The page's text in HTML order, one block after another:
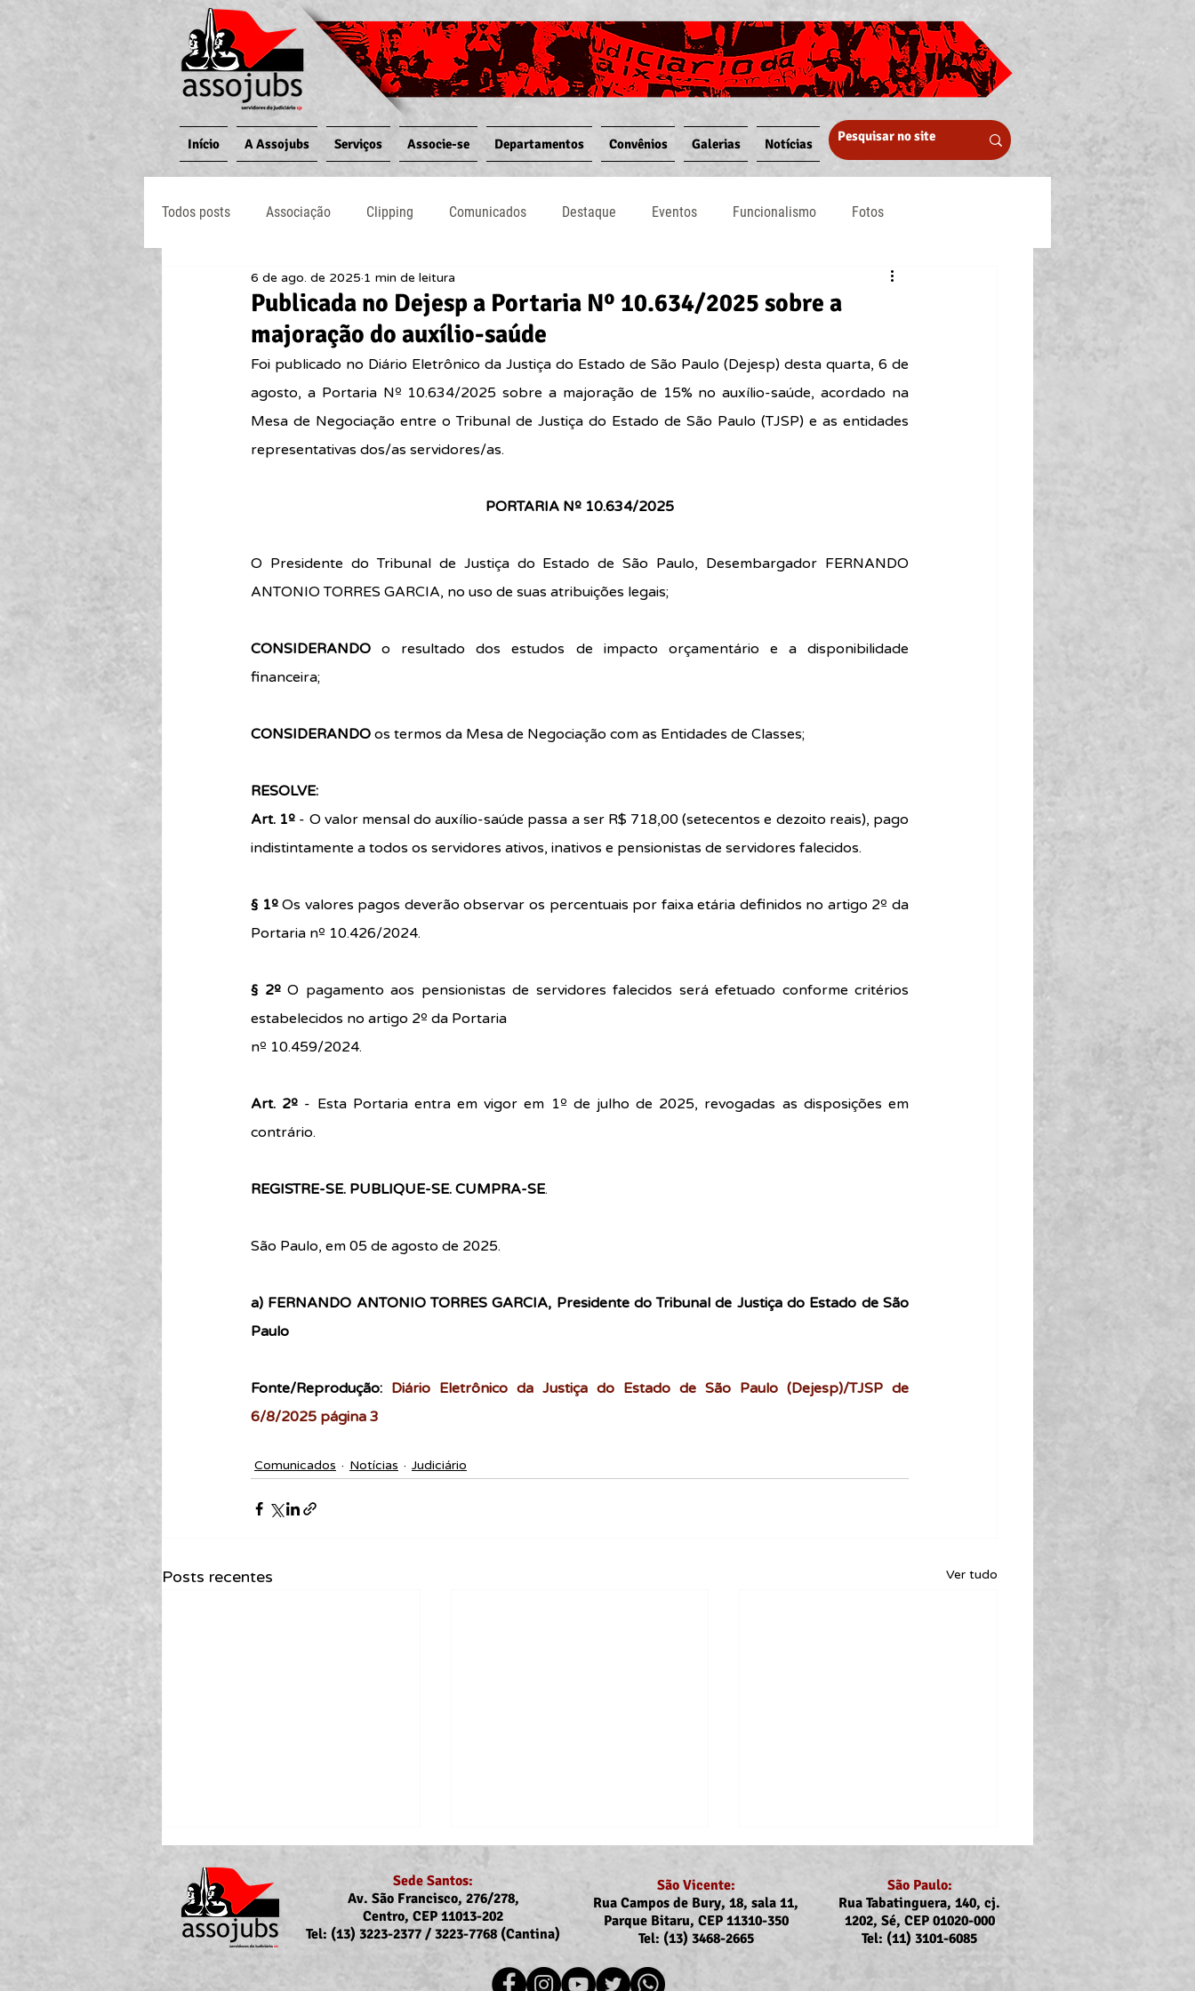
Início A Assojubs Serviços Associe-se Departamentos Convênios Galerias Notícias
Todos posts Associação Clipping Comunicados Destaque Eventos Funcionalismo Fotos
Jornal O Processo Judiciário Notícias
Publicada no Dejesp a Portaria Nº 10.634/2025 sobre a
majoração do auxílio-saúde
6 de ago. de 2025 1 min de leitura
Foi publicado no Diário Eletrônico da Justiça do Estado de São Paulo (Dejesp) desta quarta, 6 de
agosto, a Portaria Nº 10.634/2025 sobre a majoração de 15% no auxílio-saúde, acordado na
Mesa de Negociação entre o Tribunal de Justiça do Estado de São Paulo (TJSP) e as entidades
representativas dos/as servidores/as.
PORTARIA Nº 10.634/2025
O Presidente do Tribunal de Justiça do Estado de São Paulo, Desembargador FERNANDO
ANTONIO TORRES GARCIA, no uso de suas atribuições legais;
CONSIDERANDO o resultado dos estudos de impacto orçamentário e a disponibilidade
financeira;
CONSIDERANDO os termos da Mesa de Negociação com as Entidades de Classes;
RESOLVE:
Art. 1º - O valor mensal do auxílio-saúde passa a ser R$ 718,00 (setecentos e dezoito reais), pago
indistintamente a todos os servidores ativos, inativos e pensionistas de servidores falecidos.
§ 1º Os valores pagos deverão observar os percentuais por faixa etária definidos no artigo 2º da
Portaria nº 10.426/2024.
§ 2º O pagamento aos pensionistas de servidores falecidos será efetuado conforme critérios
estabelecidos no artigo 2º da Portaria
nº 10.459/2024.
Art. 2º - Esta Portaria entra em vigor em 1º de julho de 2025, revogadas as disposições em
contrário.
REGISTRE-SE. PUBLIQUE-SE. CUMPRA-SE.
São Paulo, em 05 de agosto de 2025.
a) FERNANDO ANTONIO TORRES GARCIA, Presidente do Tribunal de Justiça do Estado de São
Paulo
Fonte/Reprodução: Diário Eletrônico da Justiça do Estado de São Paulo (Dejesp)/TJSP de
6/8/2025 página 3
Comunicados Notícias Judiciário
Posts recentes Ver tudo
Sede Santos:
Av. São Francisco, 276/278,
Centro, CEP 11013-202
Tel: (13) 3223-2377 / 3223-7768 (Cantina)
São Vicente:
Rua Campos de Bury, 18, sala 11,
Parque Bitaru, CEP 11310-350
Tel: (13) 3468-2665
São Paulo:
Rua Tabatinguera, 140, cj.
1202, Sé, CEP 01020-000
Tel: (11) 3101-6085